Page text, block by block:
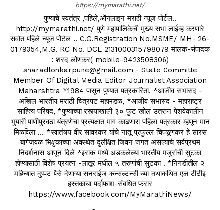
https://mymarathi.net/
पुण्याचे स्वतंत्र ,पहिले,ऑनलाइन मराठी न्यूज पोर्टल..
http://mymarathi.net/ पुणे महापालिकेची मुख्य सभा लाईव्ह करणारे
सर्वात पहिले न्यूज पोर्टल .. C.G.Registration No.MSME/ MH- 26-
0179354,M.G. RC No. DCL 2131000315798079 मालक-संपादक
: शरद लोणकर( mobile-9423508306)
sharadlonkarpune@gmail.com - State Committe
Member Of Digital Media Editor Journalist Association
Maharshtra *1984 पासून पुण्यात पत्रकारिता, *आजीव सभासद -
अखिल भारतीय मराठी चित्रपट महामंडळ, *आजीव सभासद - महाराष्ट्र
साहित्य परिषद, *पुण्याच्या रस्त्याखाली ३० फुट खोल उतरून पेशवेकालीन
भुयारी पाणीपुरवठा यंत्रणेचा प्रत्यक्षात माग काढणारा पहिला पत्रकार म्हणून मान
मिळविला ... *स्वातंत्र्य वीर सावरकर यांचे नातू प्रफुल्ल चिपळूणकर हे सारस
बागेजवळ भिक्षुकाच्या अवस्थेत दुर्लक्षित जिवन जगत असल्याचे सर्वप्रथम
निदर्शनास आणून दिले *इराक मध्ये अडकलेल्या भारतीय मजुरांची सुटका
होण्यासाठी विशेष प्रयत्न -लातूर मधील ५ तरुणांची सुटका . *निगडीतील २
महिन्यात दुप्पट पैसे देणाऱ्या सनराईज कन्सल्टन्सी च्या तथाकथित एल टीटीइ
हस्तकाचा पर्दाफाश-संबधित फरार
https://www.facebook.com/MyMarathiNews/